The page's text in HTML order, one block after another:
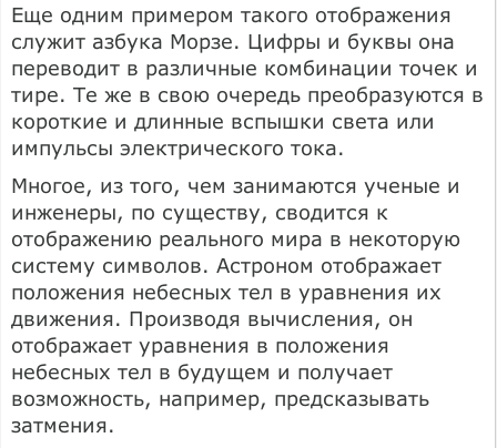
Еще одним примером такого отображения
служит азбука Морзе. Цифры и буквы она
переводит в различные комбинации точек и
тире. Те же в свою очередь преобразуются в
короткие и длинные вспышки света или
импульсы электрического тока.
Многое, из того, чем занимаются ученые и
инженеры, по существу, сводится к
отображению реального мира в некоторую
систему символов. Астроном отображает
положения небесных тел в уравнения их
движения. Производя вычисления, он
отображает уравнения в положения
небесных тел в будущем и получает
возможность, например, предсказывать
затмения.